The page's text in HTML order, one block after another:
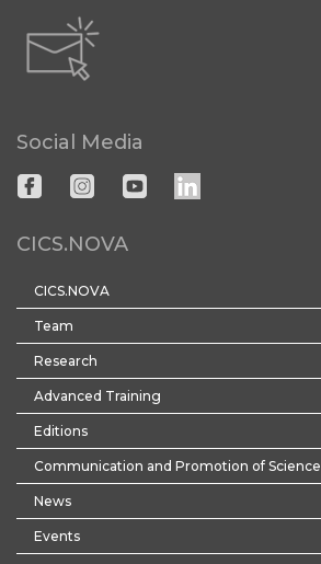
Social Media
CICS.NOVA
CICS.NOVA
Team
Research
Advanced Training
Editions
Communication and Promotion of Science
News
Events